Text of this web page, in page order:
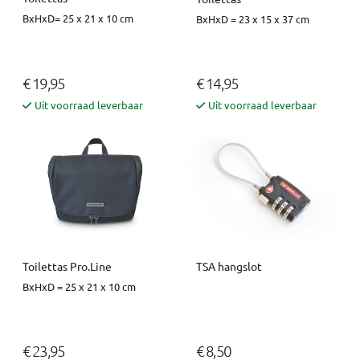
BxHxD= 25 x 21 x 10 cm
€ 19,95
Uit voorraad leverbaar
BxHxD = 23 x 15 x 37 cm
€ 14,95
Uit voorraad leverbaar
Toilettas Pro.Line
BxHxD = 25 x 21 x 10 cm
€ 23,95
TSA hangslot
€ 8,50